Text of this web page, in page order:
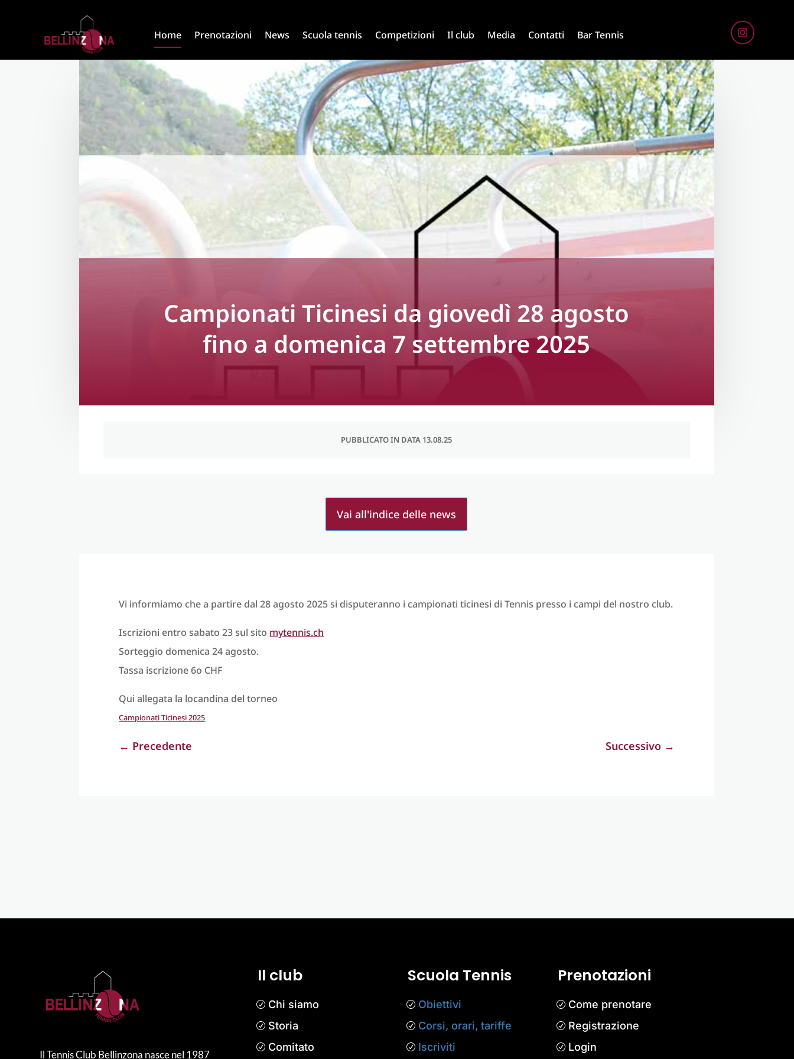
Home Prenotazioni News Scuola tennis Competizioni Il club Media Contatti Bar Tennis
Campionati Ticinesi da giovedì 28 agosto
fino a domenica 7 settembre 2025
PUBBLICATO IN DATA 13.08.25
Vai all'indice delle news
Vi informiamo che a partire dal 28 agosto 2025 si disputeranno i campionati ticinesi di Tennis presso i campi del nostro club.
Iscrizioni entro sabato 23 sul sito mytennis.ch
Sorteggio domenica 24 agosto.
Tassa iscrizione 6o CHF
Qui allegata la locandina del torneo
Campionati Ticinesi 2025
← Precedente Successivo→
Il Tennis Club Bellinzona nasce nel 1987
Il club
Chi siamo
Storia
Comitato
Scuola Tennis
Obiettivi
Corsi, orari, tariffe
Iscriviti
Prenotazioni
Come prenotare
Registrazione
Login